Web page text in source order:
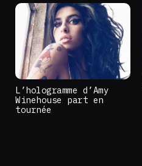
L’hologramme d’Amy
Winehouse part en
tournée